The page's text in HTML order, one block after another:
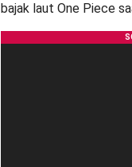
bajak laut One Piece